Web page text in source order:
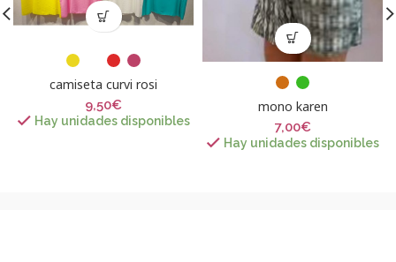
camiseta curvi rosi
9,50€
Hay unidades disponibles
mono karen
7,00€
Hay unidades disponibles